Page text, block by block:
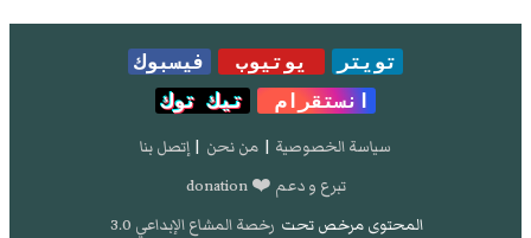
تويتر يوتيوب
فيسبوك
انستقرام
تيك توك
سياسة الخصوصية | من نحن | إتصل بنا
تبرع و دعم ❤️ donation
المحتوى مرخص تحت رخصة المشاع الإبداعي 3.0